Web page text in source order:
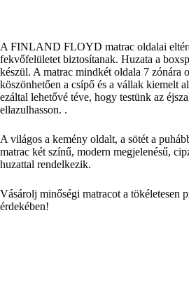
A FINLAND FLOYD matrac oldalai
fekvőfelületet biztosítanak. Huzata a
készül. A matrac mindkét oldala 7 zónára
köszönhetően a csípő és a vállak kiemelt
ezáltal lehetővé téve, hogy testünk az
ellazulhasson. .
A világos a kemény oldalt, a sötét a
matrac két színű, modern megjelenésű,
huzattal rendelkezik.
Vásárolj minőségi matracot a tökéletesen
érdekében!